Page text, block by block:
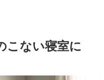
こない寝室に